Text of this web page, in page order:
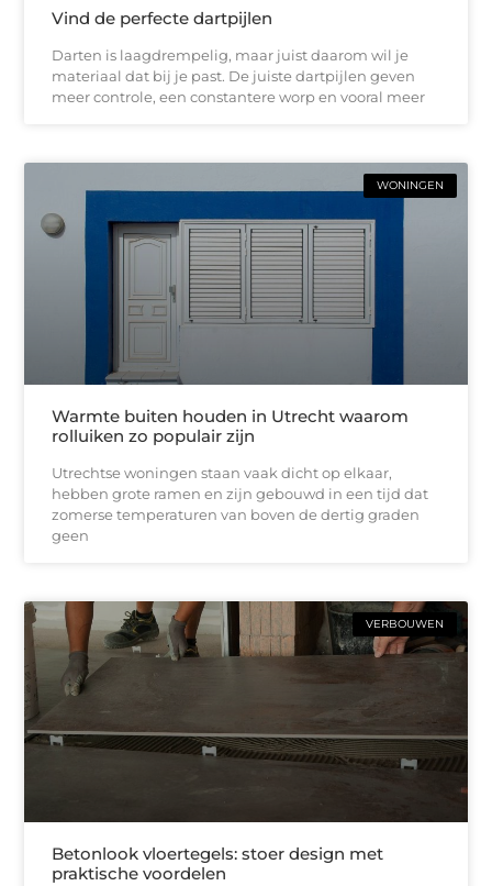
Vind de perfecte dartpijlen
Darten is laagdrempelig, maar juist daarom wil je
materiaal dat bij je past. De juiste dartpijlen geven
meer controle, een constantere worp en vooral meer
WONINGEN
Warmte buiten houden in Utrecht waarom
rolluiken zo populair zijn
Utrechtse woningen staan vaak dicht op elkaar,
hebben grote ramen en zijn gebouwd in een tijd dat
zomerse temperaturen van boven de dertig graden
geen
VERBOUWEN
Betonlook vloertegels: stoer design met
praktische voordelen